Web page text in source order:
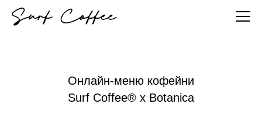
Онлайн-меню кофейни
Surf Coffee® x Botanica